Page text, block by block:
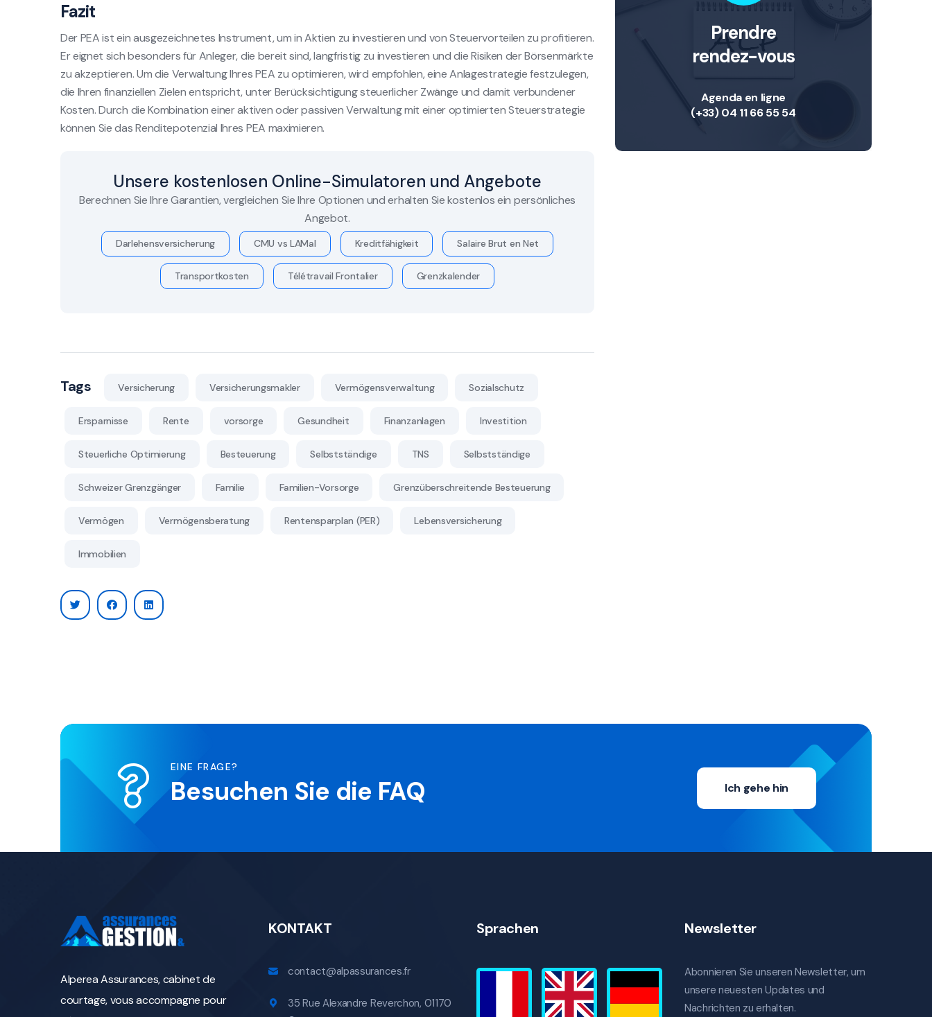
Fazit
Der PEA ist ein ausgezeichnetes Instrument, um in Aktien zu investieren und von Steuervorteilen zu profitieren.
Er eignet sich besonders für Anleger, die bereit sind, langfristig zu investieren und die Risiken der Börsenmärkte
zu akzeptieren. Um die Verwaltung Ihres PEA zu optimieren, wird empfohlen, eine Anlagestrategie festzulegen,
die Ihren finanziellen Zielen entspricht, unter Berücksichtigung steuerlicher Zwänge und damit verbundener
Kosten. Durch die Kombination einer aktiven oder passiven Verwaltung mit einer optimierten Steuerstrategie
können Sie das Renditepotenzial Ihres PEA maximieren.
Unsere kostenlosen Online-Simulatoren und Angebote
Berechnen Sie Ihre Garantien, vergleichen Sie Ihre Optionen und erhalten Sie kostenlos ein persönliches
Angebot.
Darlehensversicherung CMU vs LAMal Kreditfähigkeit Salaire Brut en Net
Transportkosten Télétravail Frontalier Grenzkalender
Tags Versicherung Versicherungsmakler Vermögensverwaltung Sozialschutz
Ersparnisse Rente vorsorge Gesundheit Finanzanlagen Investition
Steuerliche Optimierung Besteuerung Selbstständige TNS Selbstständige
Schweizer Grenzgänger Familie Familien-Vorsorge Grenzüberschreitende Besteuerung
Vermögen Vermögensberatung Rentensparplan (PER) Lebensversicherung
Immobilien
Prendre
rendez-vous
Agenda en ligne
(+33) 04 11 66 55 54
EINE FRAGE?
Besuchen Sie die FAQ Ich gehe hin
Alperea Assurances, cabinet de
courtage, vous accompagne pour
KONTAKT
contact@alpassurances.fr
35 Rue Alexandre Reverchon, 01170
Sprachen Newsletter
Abonnieren Sie unseren Newsletter, um
unsere neuesten Updates und
Nachrichten zu erhalten.